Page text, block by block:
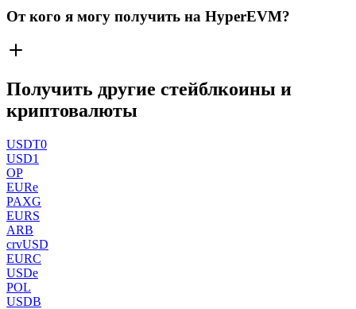
От кого я могу получить на HyperEVM?
Получить другие стейблкоины и
криптовалюты
USDT0
USD1
OP
EURe
PAXG
EURS
ARB
crvUSD
EURC
USDe
POL
USDB